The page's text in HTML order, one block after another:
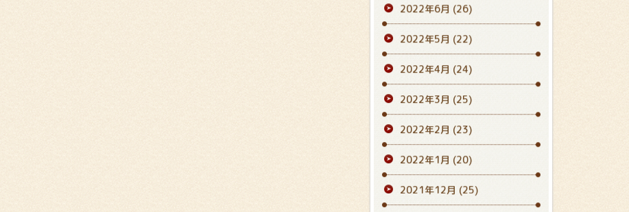
2022年6月 (26)
2022年5月 (22)
2022年4月 (24)
2022年3月 (25)
2022年2月 (23)
2022年1月 (20)
2021年12月 (25)